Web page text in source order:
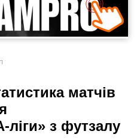
матчів
ліги» з футзалу